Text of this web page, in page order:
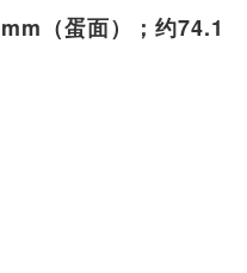
（蛋面）；约74.1